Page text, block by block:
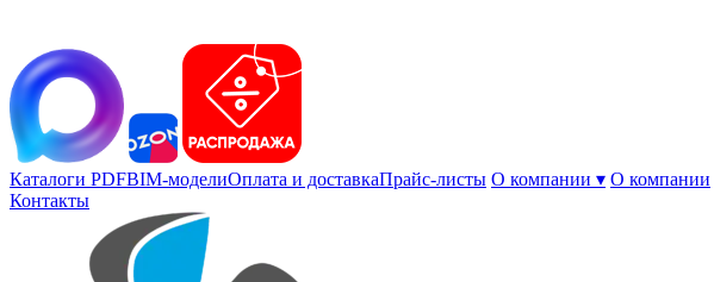
Каталоги PDFBIM-моделиОплата и доставкаПрайс-листы О компании ▾ О компании
Контакты